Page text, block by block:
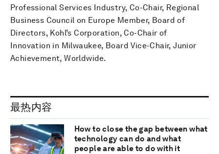
Professional Services Industry, Co-Chair, Regional
Business Council on Europe Member, Board of
Directors, Kohl’s Corporation, Co-Chair of
Innovation in Milwaukee, Board Vice-Chair, Junior
Achievement, Worldwide.
最热内容
How to close the gap between what
technology can do and what
people are able to do with it